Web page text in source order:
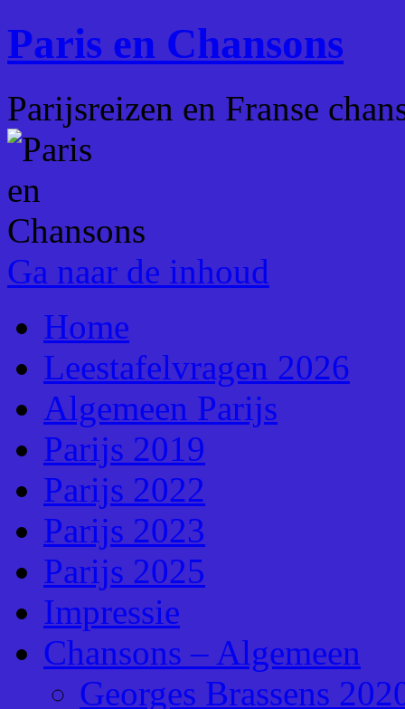
Paris en Chansons
Parijsreizen en Franse
Ga naar de inhoud
Home
Leestafelvragen 2026
Algemeen Parijs
Parijs 2019
Parijs 2022
Parijs 2023
Parijs 2025
Impressie
Chansons – Algemeen
Georges Brassens